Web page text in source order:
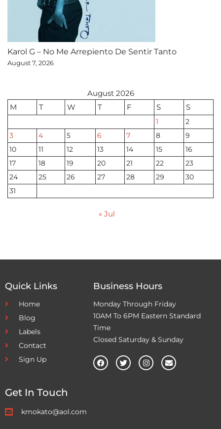
Karol G – No Me Arrepiento De Sentir Tanto
August 7, 2026
August 2026
M
T W T F S S
1
2
3
4 5 6 7 8
9
10
11 12 13 14 15
16
17
18 19 20 21 22
23
24
25 26 27 28 29
30
31
« Jul
Quick Links
Home
Blog
Labels
Contact
Sign Up
Business Hours
Monday Through Friday
10AM To 6PM Eastern Standard
Time
Closed Saturday & Sunday
Get In Touch
kmokato@aol.com